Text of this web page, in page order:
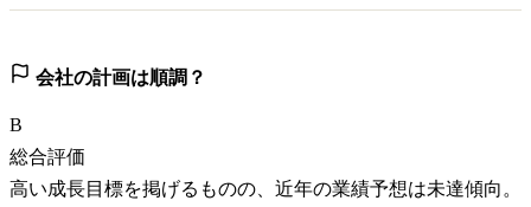
会社の計画は順調？
B
総合評価
高い成長目標を掲げるものの、近年の業績予想は未達傾向。